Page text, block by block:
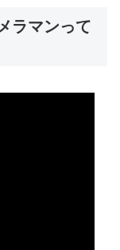
ラマンって